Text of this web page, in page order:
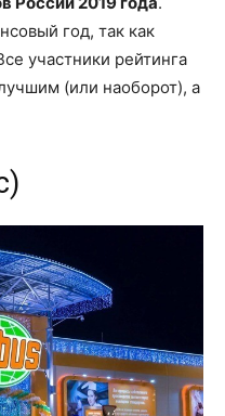
год, так как
участники рейтинга
(или наоборот), а